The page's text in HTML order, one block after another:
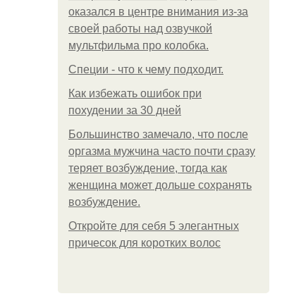
оказался в центре внимания из-за
своей работы над озвучкой
мультфильма про колобка.
Специи - что к чему подходит.
Как избежать ошибок при
похудении за 30 дней
Большинство замечало, что после
оргазма мужчина часто почти сразу
теряет возбуждение, тогда как
женщина может дольше сохранять
возбуждение.
Откройте для себя 5 элегантных
причесок для коротких волос